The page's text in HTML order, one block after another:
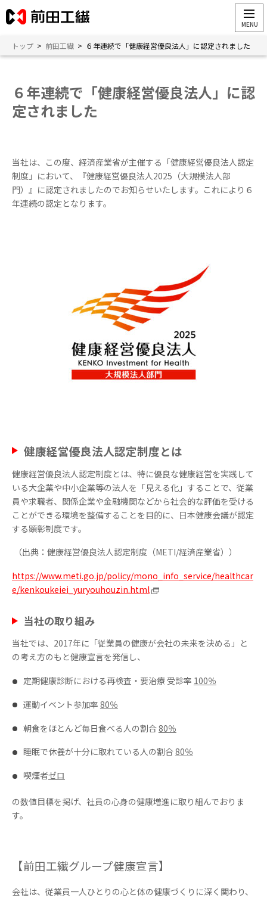
トップ > 前田工繊 > ６年連続で「健康経営優良法⼈」に認定されました
６年連続で「健康経営優良法⼈」に認
定されました
当社は、この度、経済産業省が主催する「健康経営優良法⼈認定
制度」において、『健康経営優良法⼈2025（⼤規模法⼈部
⾨）』に認定されましたのでお知らせいたします。これにより６
年連続の認定となります。
健康経営優良法⼈認定制度とは
健康経営優良法人認定制度とは、特に優良な健康経営を実践して
いる大企業や中小企業等の法人を「見える化」することで、従業
員や求職者、関係企業や金融機関などから社会的な評価を受ける
ことができる環境を整備することを目的に、日本健康会議が認定
する顕彰制度です。
（出典：健康経営優良法⼈認定制度（METI/経済産業省））
https://www.meti.go.jp/policy/mono_info_service/healthcar
e/kenkoukeiei_yuryouhouzin.html
当社の取り組み
当社では、2017年に「従業員の健康が会社の未来を決める」と
の考え⽅のもと健康宣⾔を発信し、
定期健康診断における再検査・要治療 受診率 100％
運動イベント参加率 80％
朝食をほとんど毎日食べる人の割合80％
睡眠で休養が十分に取れている人の割合80％
喫煙者ゼロ
の数値⽬標を掲げ、社員の⼼⾝の健康増進に取り組んでおりま
す。
【前⽥⼯繊グループ健康宣⾔】
会社は、従業員⼀⼈ひとりの⼼と体の健康づくりに深く関わり、